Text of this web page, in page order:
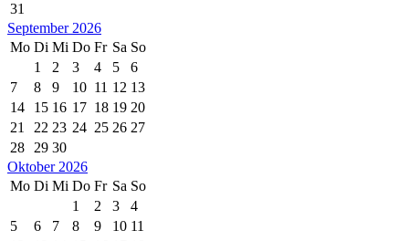
31
September 2026
Mo Di Mi Do Fr Sa So
1
2 3 4 5
6
7
8 9 10 11 12 13
14
15 16 17 18 19 20
21
22 23 24 25 26 27
28 29 30
Oktober 2026
Mo Di Mi Do Fr Sa So
1
2 3
4
5
6 7 8 9 10 11